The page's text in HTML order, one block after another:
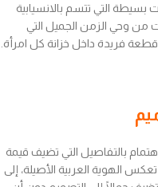
بسيطة التي تتسم بالانسيابية
من وحي الزمن الجميل التي
فريدة داخل خزانة كل امرأة.
بالتفاصيل التي تضيف قيمة
الهوية العربية الأصيلة، إلى